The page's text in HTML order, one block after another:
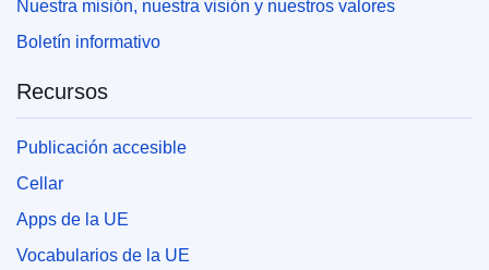
Nuestra misión, nuestra visión y nuestros valores
Boletín informativo
Recursos
Publicación accesible
Cellar
Apps de la UE
Vocabularios de la UE